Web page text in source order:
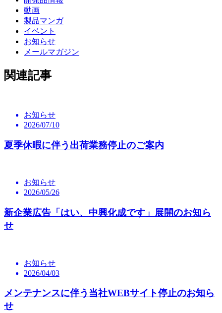
動画
製品マンガ
イベント
お知らせ
メールマガジン
関連記事
お知らせ
2026/07/10
夏季休暇に伴う出荷業務停止のご案内
お知らせ
2026/05/26
新企業広告「はい、中興化成です」展開のお知ら
せ
お知らせ
2026/04/03
メンテナンスに伴う当社WEBサイト停止のお知ら
せ